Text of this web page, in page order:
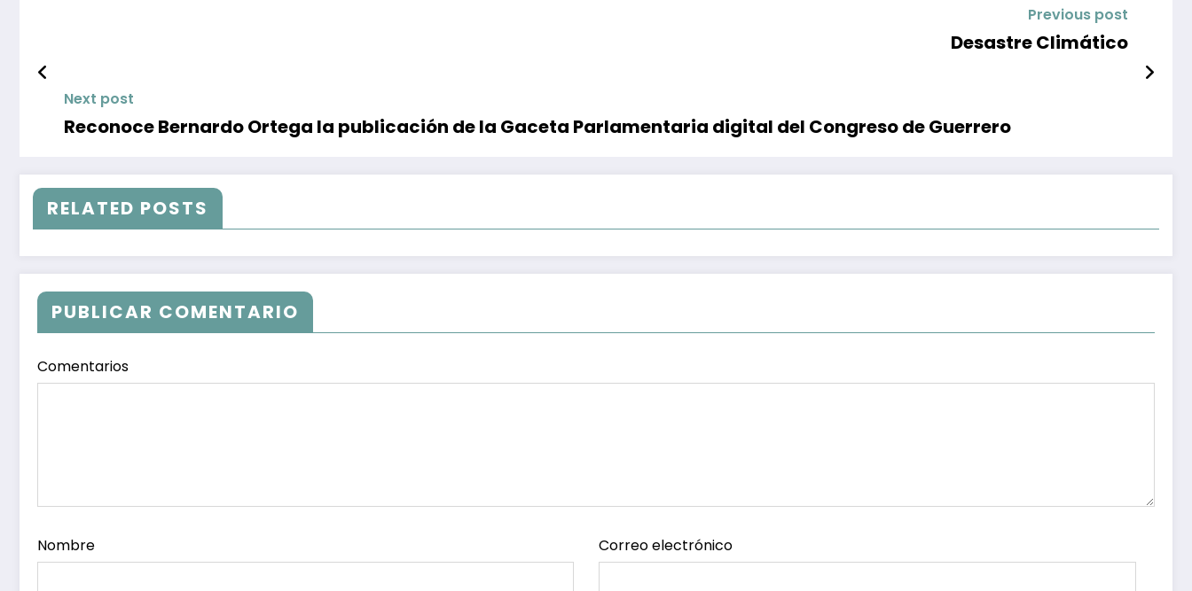
Previous post
Desastre Climático
Next post
Reconoce Bernardo Ortega la publicación de la Gaceta Parlamentaria digital del Congreso de Guerrero
RELATED POSTS
PUBLICAR COMENTARIO
Comentarios
Nombre Correo electrónico